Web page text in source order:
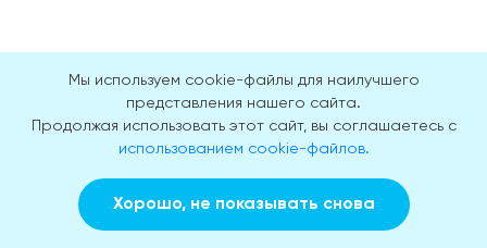
Наши преимущества
гарантированы
Мы используем cookie-файлы для наилучшего
представления нашего сайта.
Продолжая использовать этот сайт, вы соглашаетесь с
использованием cookie-файлов.
Хорошо, не показывать снова
Заказать звонок Вызвать врача на дом